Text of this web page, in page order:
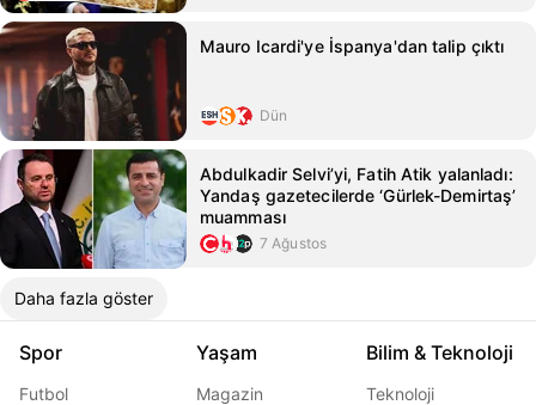
Mauro Icardi'ye İspanya'dan talip çıktı
Dün
Abdulkadir Selvi’yi, Fatih Atik yalanladı:
Yandaş gazetecilerde ‘Gürlek-Demirtaş’
muamması
7 Ağustos
Daha fazla göster
Spor
Futbol
Yaşam
Magazin
Bilim & Teknoloji
Teknoloji